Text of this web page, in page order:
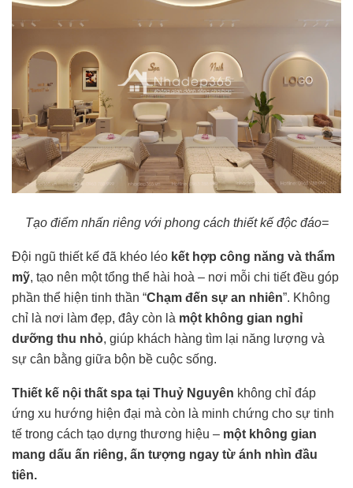
Tạo điểm nhấn riêng với phong cách thiết kế độc đáo=
Đội ngũ thiết kế đã khéo léo kết hợp công năng và thẩm
mỹ, tạo nên một tổng thể hài hoà – nơi mỗi chi tiết đều góp
phần thể hiện tinh thần “Chạm đến sự an nhiên”. Không
chỉ là nơi làm đẹp, đây còn là một không gian nghỉ
dưỡng thu nhỏ, giúp khách hàng tìm lại năng lượng và
sự cân bằng giữa bộn bề cuộc sống.
Thiết kế nội thất spa tại Thuỷ Nguyên không chỉ đáp
ứng xu hướng hiện đại mà còn là minh chứng cho sự tinh
tế trong cách tạo dựng thương hiệu – một không gian
mang dấu ấn riêng, ấn tượng ngay từ ánh nhìn đầu
tiên.